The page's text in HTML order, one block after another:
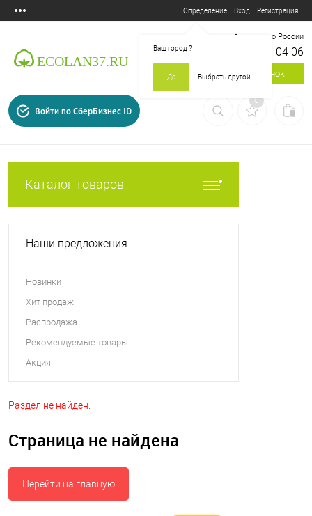
Определение
Ваш город?
Да Выбрать другой
Вход Регистрация
Бесплатный звонок по России
8 800 700 04 06
Заказать звонок
Войти по СберБизнес ID
0
Каталог товаров
Наши предложения
Новинки
Хит продаж
Распродажа
Рекомендуемые товары
Акция
Раздел не найден.
Страница не найдена
Перейти на главную